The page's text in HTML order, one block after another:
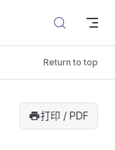
Return to top
打印 / PDF